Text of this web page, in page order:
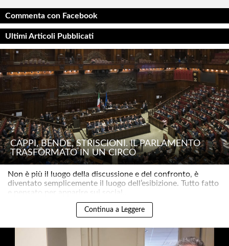
Commenta con Facebook
Ultimi Articoli Pubblicati
CAPPI, BENDE, STRISCIONI. IL PARLAMENTO
TRASFORMATO IN UN CIRCO
Non è più il luogo della discussione e del confronto, è
diventato semplicemente il luogo dell’esibizione. Tutto fatto
e pensato per apparire sui social..
Continua a Leggere